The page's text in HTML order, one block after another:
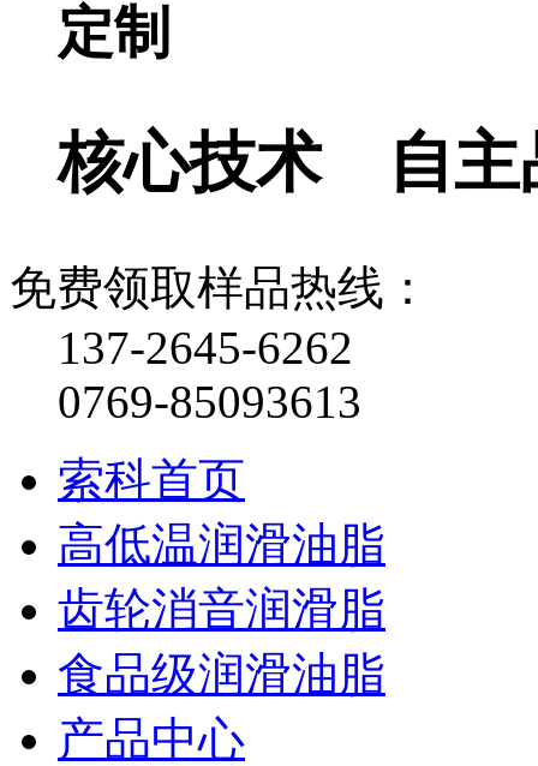
定制
核心技术 自
免费领取样品热线：
137-2645-6262
0769-85093613
索科首页
高低温润滑油脂
齿轮消音润滑脂
食品级润滑油脂
产品中心